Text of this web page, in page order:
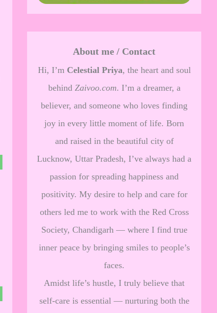
About me / Contact
Hi, I’m Celestial Priya, the heart and soul
behind Zaivoo.com. I’m a dreamer, a
believer, and someone who loves finding
joy in every little moment of life. Born
and raised in the beautiful city of
Lucknow, Uttar Pradesh, I’ve always had a
passion for spreading happiness and
positivity. My desire to help and care for
others led me to work with the Red Cross
Society, Chandigarh — where I find true
inner peace by bringing smiles to people’s
faces.
Amidst life’s hustle, I truly believe that
self-care is essential — nurturing both the